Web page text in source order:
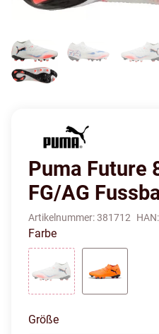
Puma Future
FG/AG
Artikelnummer:381712 HAN:
Farbe
Größe